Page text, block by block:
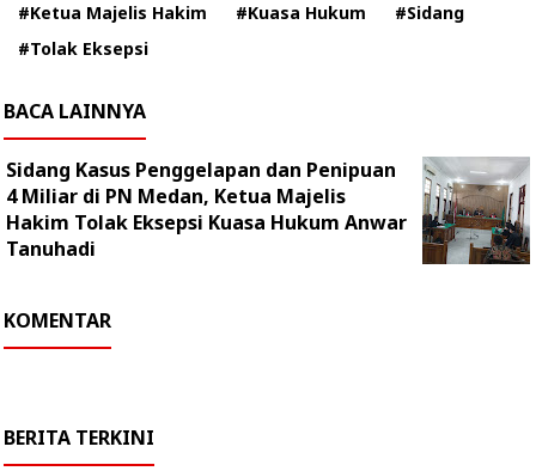
#Ketua Majelis Hakim
#Kuasa Hukum
#Sidang
#Tolak Eksepsi
BACA LAINNYA
Sidang Kasus Penggelapan dan Penipuan
4 Miliar di PN Medan, Ketua Majelis
Hakim Tolak Eksepsi Kuasa Hukum Anwar
Tanuhadi
KOMENTAR
BERITA TERKINI